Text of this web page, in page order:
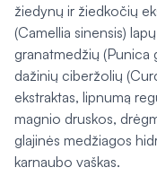
žiedynų ir žiedkočių
(Camellia sinensis)
granatmedžių (Punica
dažinių ciberžolių
ekstraktas, lipnumą
magnio druskos,
glajinės medžiagos
karnaubo vaškas.